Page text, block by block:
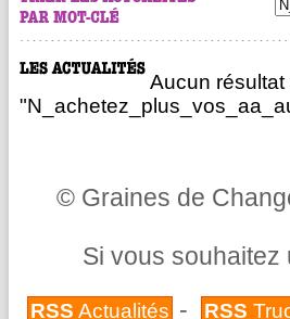
Aucun résultat
© Graines de
Si vous
RSS Actualités - RSS